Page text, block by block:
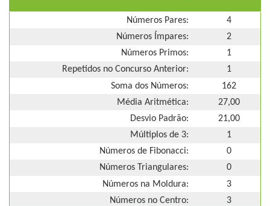
Números Pares:
4
Números Ímpares:
2
Números Primos:
1
Repetidos no Concurso Anterior:
1
Soma dos Números:
162
Média Aritmética:
27,00
Desvio Padrão:
21,00
Múltiplos de 3:
1
Números de Fibonacci:
0
Números Triangulares:
0
Números na Moldura:
3
Números no Centro:
3